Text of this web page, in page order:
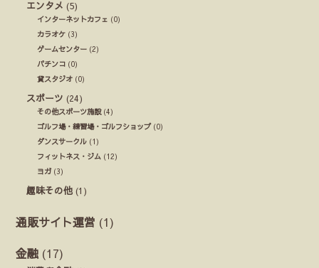
エンタメ (5)
インターネットカフェ (0)
カラオケ (3)
ゲームセンター (2)
パチンコ (0)
貸スタジオ (0)
スポーツ (24)
その他スポーツ施設(4)
ゴルフ場・練習場・ゴルフショップ(0)
ダンスサークル (1)
フィットネス・ジム (12)
ヨガ (3)
趣味その他 (1)
通販サイト運営 (1)
金融 (17)